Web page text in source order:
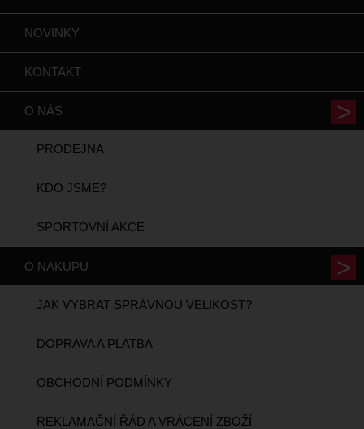
NOVINKY
KONTAKT
O NÁS
PRODEJNA
KDO JSME?
SPORTOVNÍ AKCE
O NÁKUPU
JAK VYBRAT SPRÁVNOU VELIKOST?
DOPRAVA A PLATBA
OBCHODNÍ PODMÍNKY
REKLAMAČNÍ ŘÁD A VRÁCENÍ ZBOŽÍ